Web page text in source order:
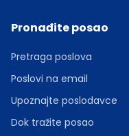
Pronađite posao
Pretraga poslova
Poslovi na email
Upoznajte poslodavce
Dok tražite posao